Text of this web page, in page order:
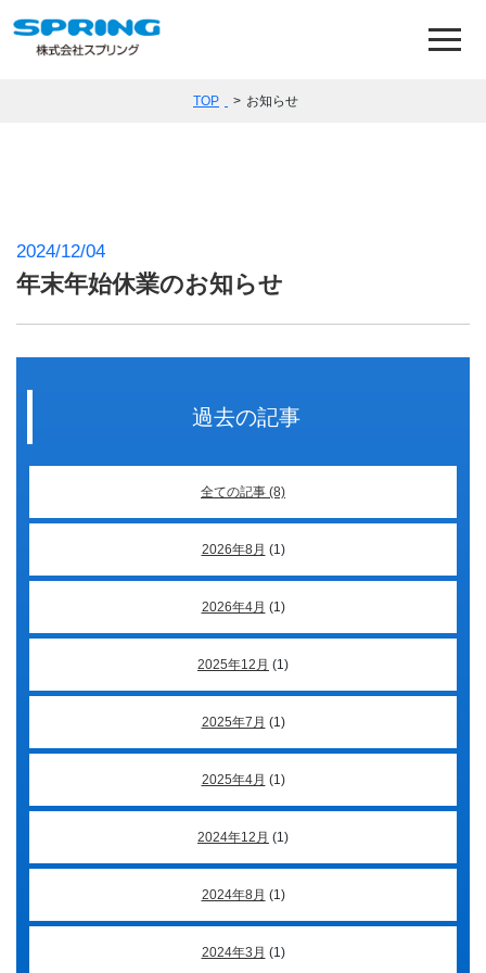
TOP > お知らせ
2024/12/04
年末年始休業のお知らせ
過去の記事
全ての記事 (8)
2026年8月 (1)
2026年4月 (1)
2025年12月 (1)
2025年7月 (1)
2025年4月 (1)
2024年12月 (1)
2024年8月 (1)
2024年3月 (1)